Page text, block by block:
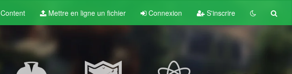
Content Mettre en ligne un fichier Connexion S'inscrire